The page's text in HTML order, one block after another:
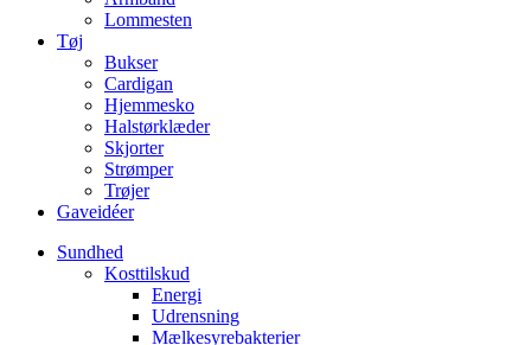
Lommesten
Tøj
Bukser
Cardigan
Hjemmesko
Halstørklæder
Skjorter
Strømper
Trøjer
Gaveidéer
Sundhed
Kosttilskud
Energi
Udrensning
Mælkesyrebakterier